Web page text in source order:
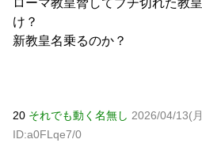
ローマ教皇脅してブチ切れた教
け？
新教皇名乗るのか？
20 それでも動く名無し 2026/04/13(
ID:a0FLqe7/0